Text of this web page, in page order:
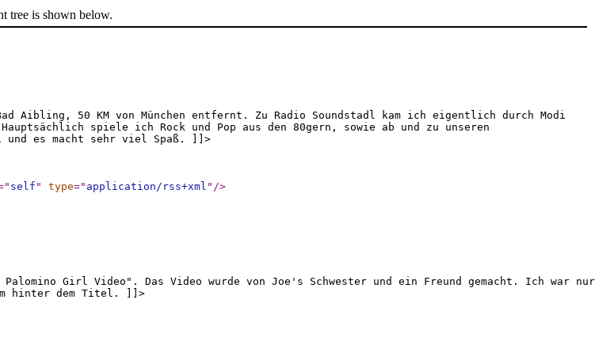
tree is shown below.
Aibling, 50 KM von München entfernt. Zu Radio Soundstadl kam ich eigentlich durch Modi
spiele ich Rock und Pop aus den 80gern, sowie ab und zu unseren
und es macht sehr viel Spaß. ]]>
self " type=" application/rss+xml " />
Girl Video". Das Video wurde von Joe's Schwester und ein Freund gemacht. Ich war nur
hinter dem Titel. ]]>